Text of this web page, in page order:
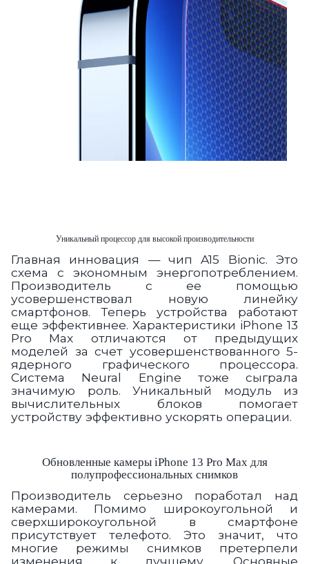
Уникальный процессор для высокой производительности
Главная инновация — чипA15 Bionic. Это
схема с экономным энергопотреблением.
Производитель с ее помощью
усовершенствовал новую линейку
смартфонов. Теперь устройства работают
еще эффективнее. Характеристики iPhone 13
Pro Max отличаются от предыдущих
моделей за счет усовершенствованного 5-
ядерного графического процессора.
Система Neural Engine тоже сыграла
значимую роль. Уникальный модуль из
вычислительных блоков помогает
устройству эффективно ускорять операции.
Обновленные камеры iPhone 13 Pro Max для
полупрофессиональных снимков
Производитель серьезно поработал над
камерами. Помимо широкоугольной и
сверхширокоугольной
в смартфоне
присутствует телефото. Это значит, что
многие режимы снимков претерпели
изменения к лучшему. Основные